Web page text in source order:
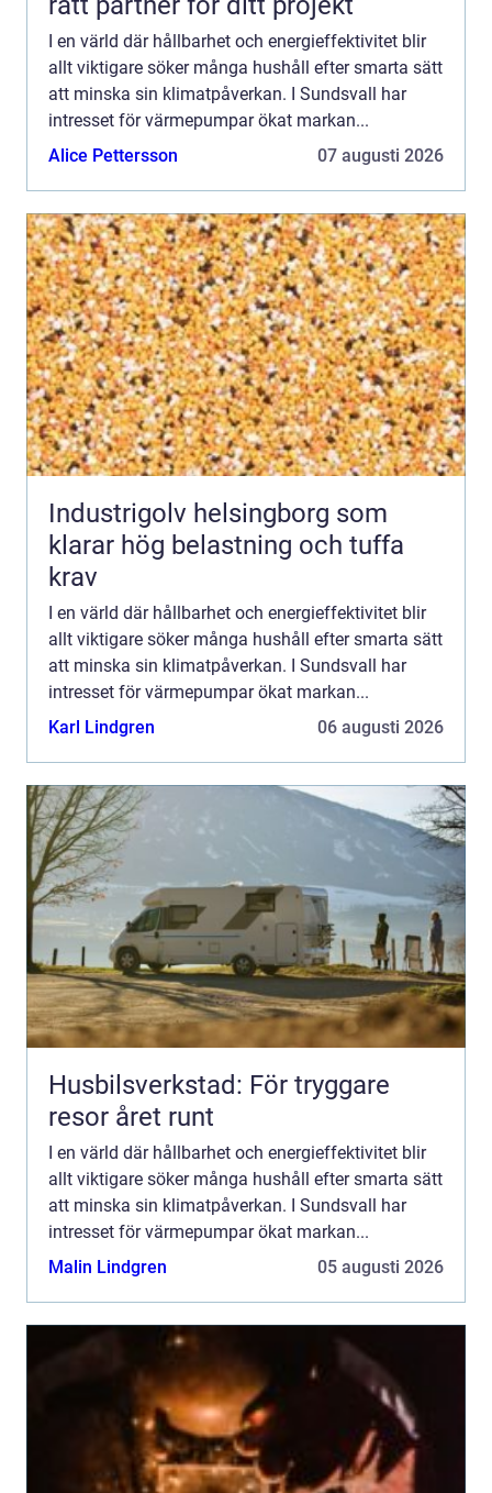
I en värld där hållbarhet och energieffektivitet blir
allt viktigare söker många hushåll efter smarta sätt
att minska sin klimatpåverkan. I Sundsvall har
intresset för värmepumpar ökat markan...
Alice Pettersson
07 augusti 2026
Industrigolv helsingborg som
klarar hög belastning och tuffa
krav
I en värld där hållbarhet och energieffektivitet blir
allt viktigare söker många hushåll efter smarta sätt
att minska sin klimatpåverkan. I Sundsvall har
intresset för värmepumpar ökat markan...
Karl Lindgren
06 augusti 2026
Husbilsverkstad: För tryggare
resor året runt
I en värld där hållbarhet och energieffektivitet blir
allt viktigare söker många hushåll efter smarta sätt
att minska sin klimatpåverkan. I Sundsvall har
intresset för värmepumpar ökat markan...
Malin Lindgren
05 augusti 2026